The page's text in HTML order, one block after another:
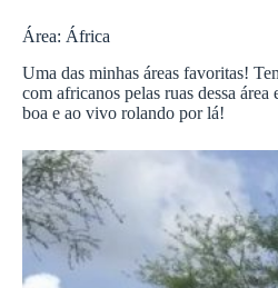
Área: África
Uma das minhas áreas favoritas!
com africanos pelas ruas dessa área
boa e ao vivo rolando por lá!